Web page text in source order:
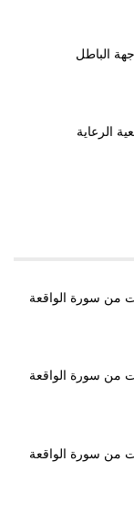
الباطل
الرعاية
من سورة الواقعة
من سورة الواقعة
من سورة الواقعة